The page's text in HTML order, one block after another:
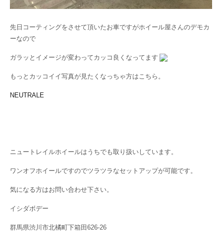
先日コーティングをさせて頂いたお車ですがホイール屋さんのデモカ
ーなので
ガラッとイメージが変わってカッコ良くなってます
もっとカッコイイ写真が見たくなっちゃ方はこちら。
NEUTRALE
ニュートレイルホイールはうちでも取り扱いしています。
ワンオフホイールですのでツラツラなセットアップが可能です。
気になる方はお問い合わせ下さい。
イシダボデー
群馬県渋川市北橘町下箱田626-26